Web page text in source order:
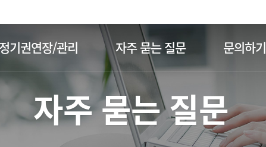
정기권연장/관리 자주 묻는 질문 문의하기
자주 묻는 질문